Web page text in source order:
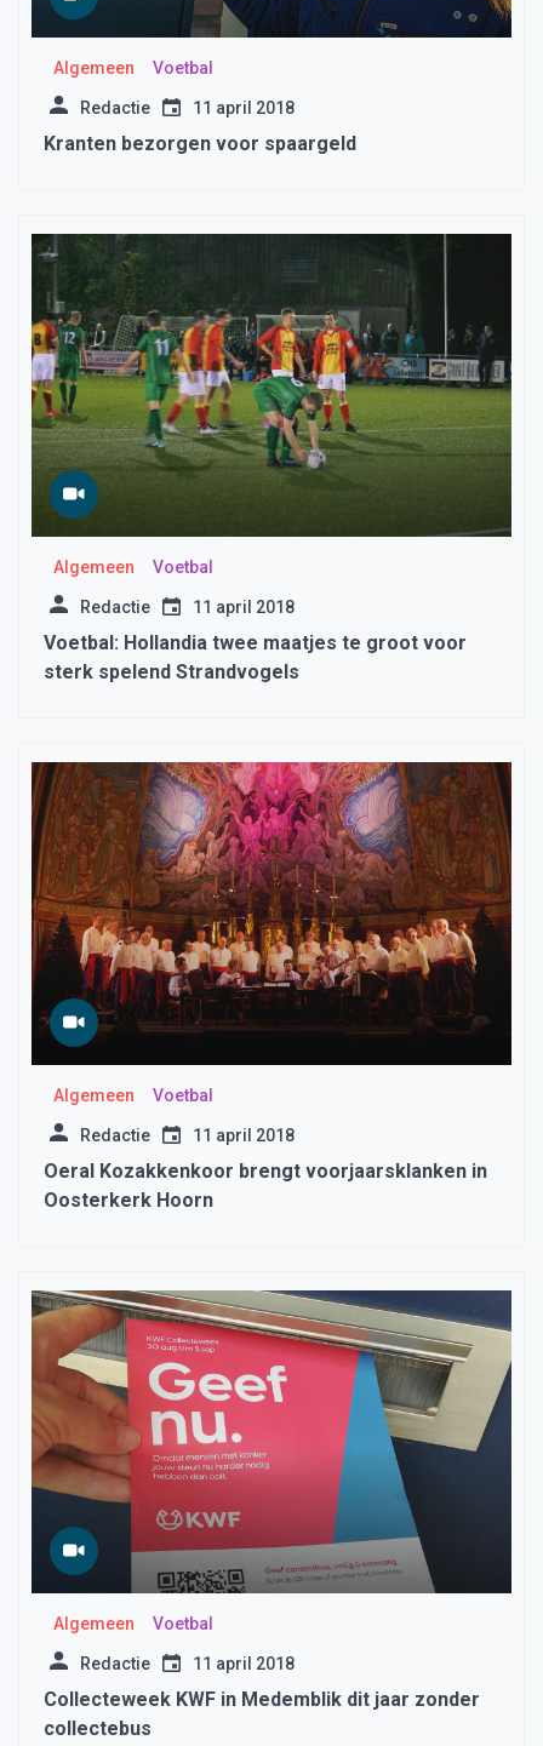
Algemeen Voetbal
Redactie 11 april 2018
Kranten bezorgen voor spaargeld
Algemeen Voetbal
Redactie 11 april 2018
Voetbal: Hollandia twee maatjes te groot voor
sterk spelend Strandvogels
Algemeen Voetbal
Redactie 11 april 2018
Oeral Kozakkenkoor brengt voorjaarsklanken in
Oosterkerk Hoorn
Algemeen Voetbal
Redactie 11 april 2018
Collecteweek KWF in Medemblik dit jaar zonder
collectebus